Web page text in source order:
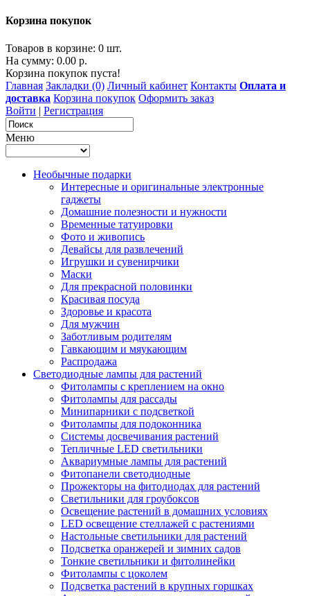
Корзина покупок
Товаров в корзине: 0 шт.
На сумму: 0.00 р.
Корзина покупок пуста!
Главная Закладки (0) Личный кабинет Контакты Оплата и
доставка Корзина покупок Оформить заказ
Войти | Регистрация
Меню
Необычные подарки
Интересные и оригинальные электронные
гаджеты
Домашние полезности и нужности
Временные татуировки
Фото и живопись
Девайсы для развлечений
Игрушки и сувенирчики
Маски
Для прекрасной половинки
Красивая посуда
Здоровье и красота
Для мужчин
Заботливым родителям
Гавкающим и мяукающим
Распродажа
Светодиодные лампы для растений
Фитолампы с креплением на окно
Фитолампы для рассады
Минипарники с подсветкой
Фитолампы для подоконника
Системы досвечивания растений
Тепличные LED светильники
Аквариумные лампы для растений
Фитопанели светодиодные
Прожекторы на фитодиодах для растений
Светильники для гроубоксов
Освещение растений в домашних условиях
LED освещение стеллажей с растениями
Настольные светильники для растений
Подсветка оранжерей и зимних садов
Тонкие светильники и фитолинейки
Фитолампы с цоколем
Подсветка растений в крупных горшках